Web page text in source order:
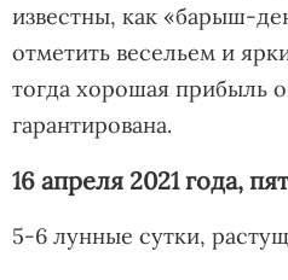
известны, как «барыш-
отметить весельем и
тогда хорошая прибыль
гарантирована.
16 апреля 2021 года,
5-6 лунные сутки,